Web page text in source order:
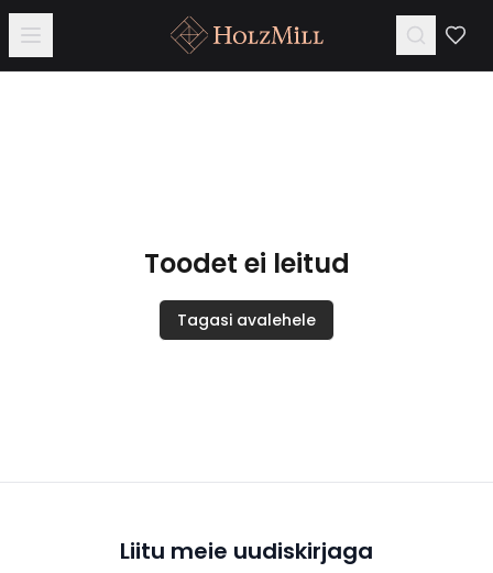
Toodet ei leitud
Tagasi avalehele
Liitu meie uudiskirjaga